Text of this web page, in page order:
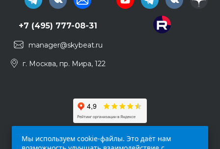
+7 (495) 777-08-31
manager@skybeat.ru
г. Москва, пр. Мира, 122
Мы используем cookie-файлы. Это даёт нам